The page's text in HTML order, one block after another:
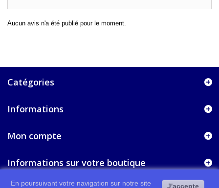
Aucun avis n'a été publié pour le moment.
Catégories
Informations
Mon compte
Informations sur votre boutique
En poursuivant votre navigation sur notre site J'accepte